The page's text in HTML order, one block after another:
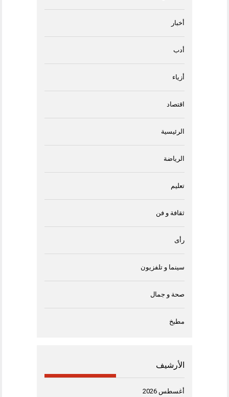
أخبار
أدب
أزياء
اقتصاد
الرئيسية
الرياضة
تعليم
ثقافة و فن
رأى
سينما و تلفزيون
صحة و جمال
مطبخ
الأرشيف
أغسطس 2026